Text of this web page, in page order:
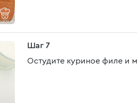
Шаг 7
Остудите куриное филе и